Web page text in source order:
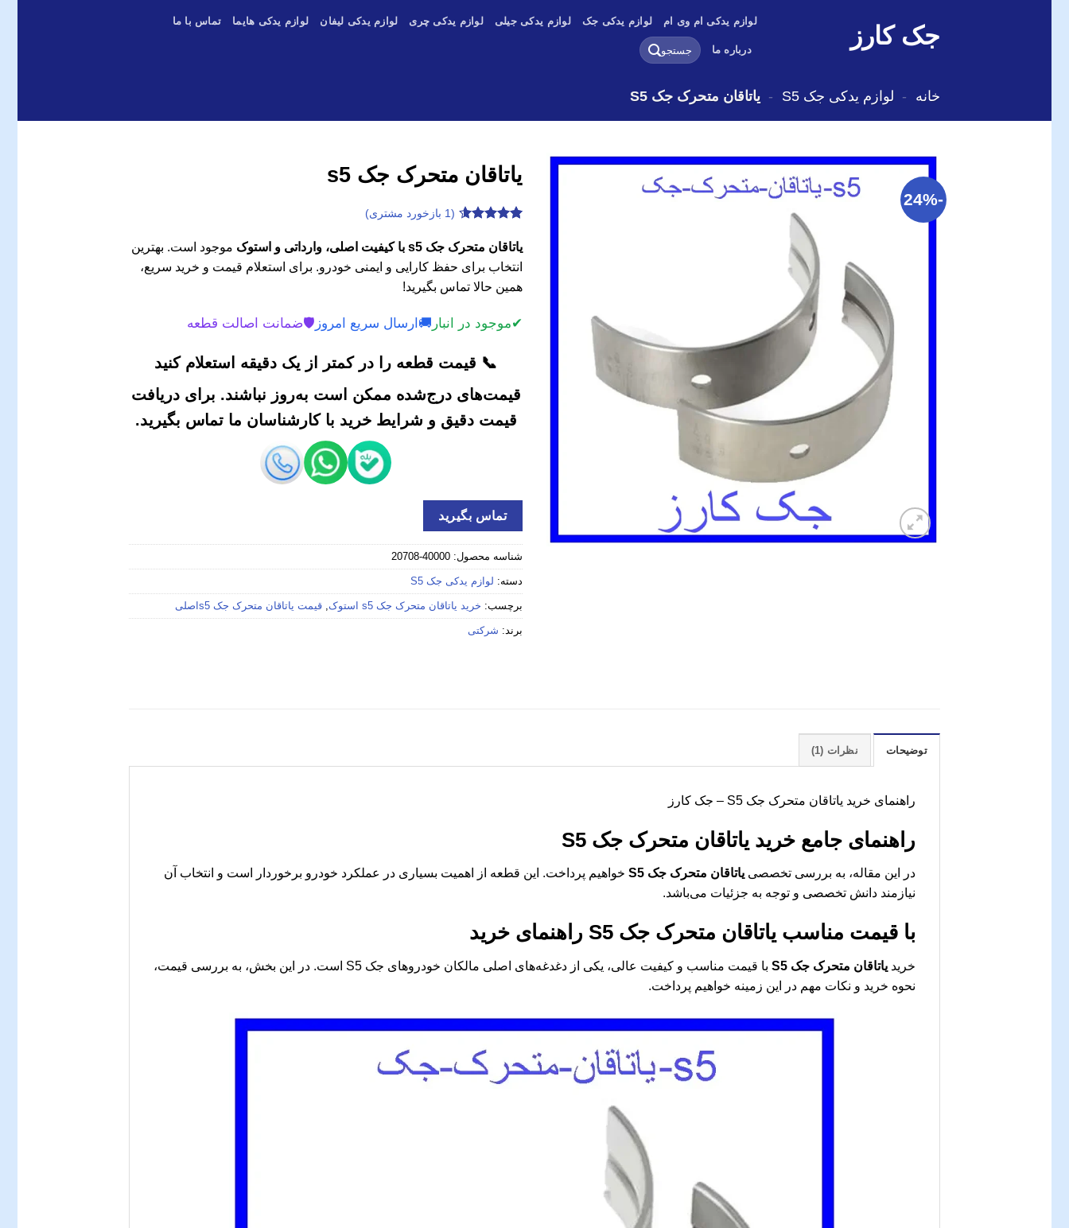
جک کارز
لوازم یدکی ام وی ام لوازم یدکی جک لوازم یدکی جیلی لوازم یدکی چری لوازم یدکی لیفان لوازم یدکی هایما تماس با ما
درباره ما
جستجو
برای:
خانه - لوازم یدکی جک S5 - یاتاقان متحرک جک S5
-24%
یاتاقان متحرک جک s5
4.6
از 5
در
امتیازدهی
مشتری
(
1 بازخورد مشتری)
یاتاقان متحرک جک s5 با کیفیت اصلی، وارداتی و استوک
موجود است. بهترین
انتخاب برای حفظ کارایی و ایمنی خودرو. برای استعلام قیمت و خرید سریع،
همین حالا تماس بگیرید!
✔موجود در انبار 🚚 ارسال سریع امروز 🛡️ضمانت اصالت قطعه
📞 قیمت قطعه را در کمتر از یک دقیقه استعلام کنید
قیمت‌های درج‌شده ممکن است به‌روز نباشند. برای دریافت
قیمت دقیق و شرایط خرید با کارشناسان ما تماس بگیرید.
تماس بگیرید
شناسه محصول: 40000-20708
دسته: لوازم یدکی جک S5
برچسب: خرید یاتاقان متحرک جک s5 استوک قیمت یاتاقان متحرک جک s5اصلی
برند: شرکتی
توضیحات نظرات (1)
راهنمای خرید یاتاقان متحرک جک S5 – جک کارز
راهنمای جامع خرید یاتاقان متحرک جک S5
در این مقاله، به بررسی تخصصی یاتاقان متحرک جک S5
خواهیم پرداخت. این قطعه از اهمیت بسیاری در عملکرد خودرو برخوردار است و انتخاب آن
نیازمند دانش تخصصی و توجه به جزئیات می‌باشد.
با قیمت مناسب یاتاقان متحرک جک S5 راهنمای خرید
خرید یاتاقان متحرک جک S5
با قیمت مناسب و کیفیت عالی، یکی از دغدغه‌های اصلی مالکان خودروهای جک S5 است. در این بخش، به بررسی قیمت،
نحوه خرید و نکات مهم در این زمینه خواهیم پرداخت.